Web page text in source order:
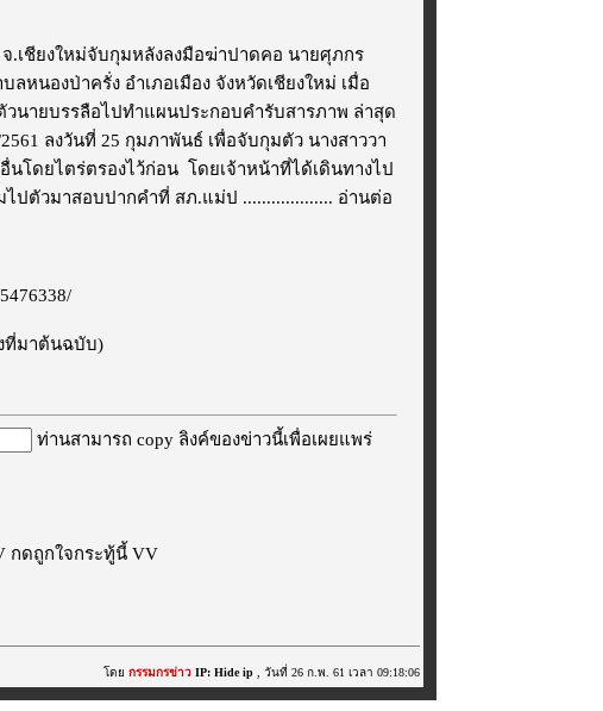
.เชียงใหม่จับกุมหลังลงมือฆ่าปาดคอ นายศุภกร
หนองป่าครั่ง อำเภอเมือง จังหวัดเชียงใหม่ เมื่อ
นายบรรลือไปทำแผนประกอบคำรับสารภาพ ล่าสุด
ลงวันที่ 25 กุมภาพันธ์ เพื่อจับกุมตัว นางสาววา
ดยไตร่ตรองไว้ก่อน โดยเจ้าหน้าที่ได้เดินทางไป
ปตัวมาสอบปากคำที่ สภ.แม่ป ................... อ่านต่อ
ที่มาต้นฉบับ)
ท่านสามารถ copy ลิงค์ของข่าวนี้เพื่อเผยแพร่
กดถูกใจกระทู้นี้ VV
โดย กรรมกรข่าว IP: Hide ip , วันที่ 26 ก.พ. 61 เวลา 09:18:06